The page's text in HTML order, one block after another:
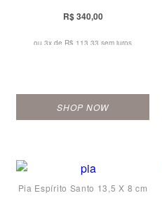
R$ 340,00
ou 3x de R$ 113,33 sem juros
SHOP NOW
Pia Espírito Santo 13,5 X 8 cm